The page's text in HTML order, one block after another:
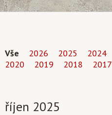
Vše 2026 2025 2024
2020
2019 2018 2017
říjen 2025